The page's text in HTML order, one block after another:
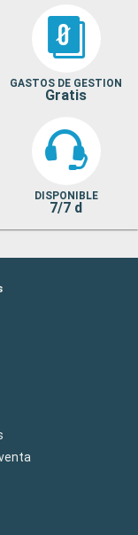
GASTOS DE GESTION
Gratis
DISPONIBLE
7/7 d